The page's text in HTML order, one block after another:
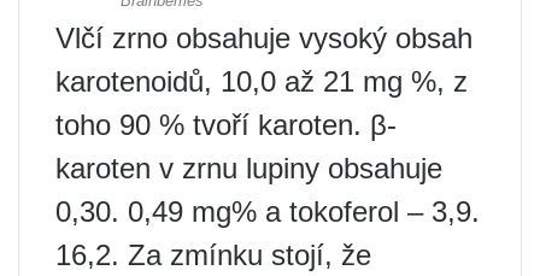
Vlčí zrno obsahuje vysoký obsah
karotenoidů, 10,0 až 21 mg %, z
toho 90 % tvoří karoten. β-
karoten v zrnu lupiny obsahuje
0,30. 0,49 mg% a tokoferol – 3,9.
16,2. Za zmínku stojí, že